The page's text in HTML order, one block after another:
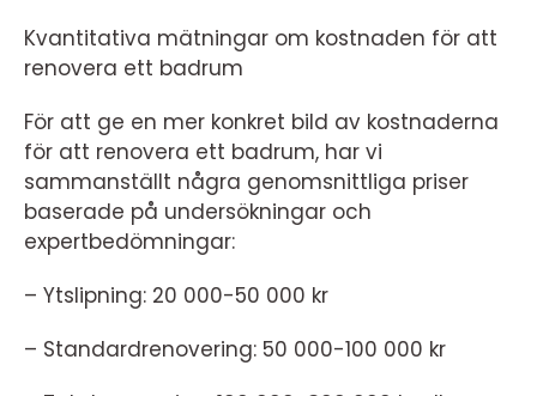
Kvantitativa mätningar om kostnaden för att
renovera ett badrum
För att ge en mer konkret bild av kostnaderna
för att renovera ett badrum, har vi
sammanställt några genomsnittliga priser
baserade på undersökningar och
expertbedömningar:
– Ytslipning: 20 000-50 000 kr
– Standardrenovering: 50 000-100 000 kr